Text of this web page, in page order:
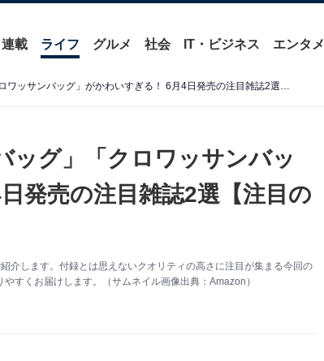
連載 ライフ グルメ 社会 IT・ビジネス エンタメ
ANNA SUI miniの「トートバッグ」「クロワッサンバッグ」がかわいすぎる！ 6月4日発売の注目雑誌2選【注目の付録】
ッグ」「クロワッサンバッ
発売の注目雑誌2選【注目の
介します。付録とは思えないクオリティの高さに注目が集まる今回の
すくお届けします。（サムネイル画像出典：Amazon）